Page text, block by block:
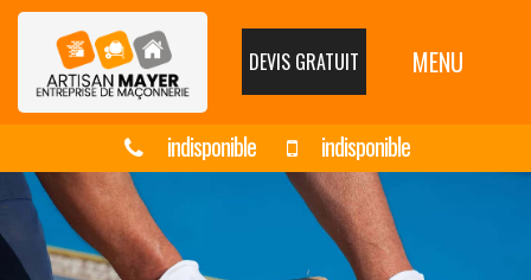
DEVIS GRATUIT MENU
indisponible indisponible